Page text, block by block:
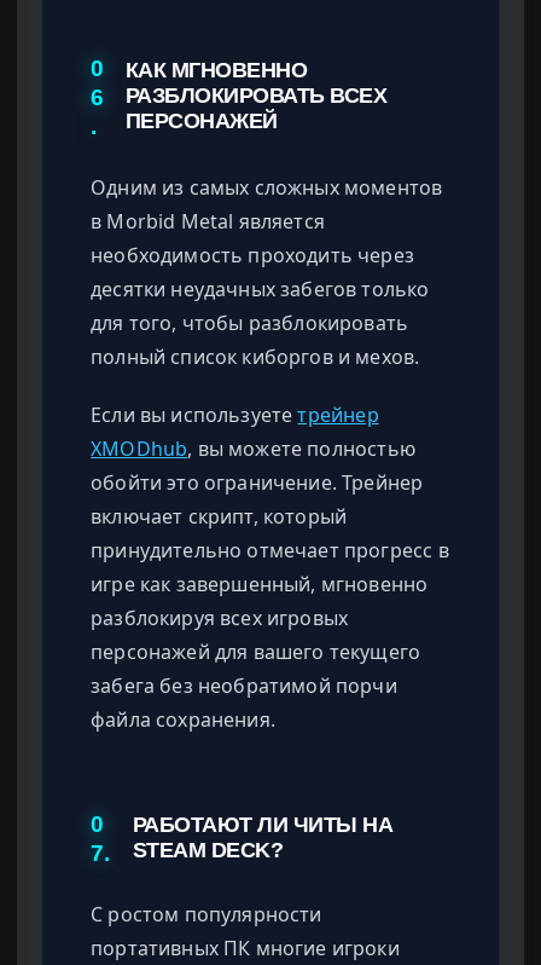
0
6
.
КАК МГНОВЕННО
РАЗБЛОКИРОВАТЬ ВСЕХ
ПЕРСОНАЖЕЙ
Одним из самых сложных моментов
в Morbid Metal является
необходимость проходить через
десятки неудачных забегов только
для того, чтобы разблокировать
полный список киборгов и мехов.
Если вы используететрейнер
XMODhub, вы можете полностью
обойти это ограничение. Трейнер
включает скрипт, который
принудительно отмечает прогресс в
игре как завершенный, мгновенно
разблокируя всех игровых
персонажей для вашего текущего
забега без необратимой порчи
файла сохранения.
0
7.
РАБОТАЮТ ЛИ ЧИТЫ НА
STEAM DECK?
С ростом популярности
портативных ПК многие игроки